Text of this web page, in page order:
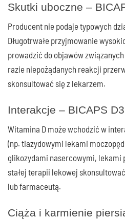
Skutki uboczne –
Producent nie podaje typowych
Długotrwałe przyjmowanie
prowadzić do objawów
razie niepożądanych reakcji
skonsultować się z lekarzem.
Interakcje – BICAPS
Witamina D może wchodzić w
(np. tiazydowymi lekami
glikozydami nasercowymi, lekami
stałej terapii lekowej
lub farmaceutą.
Ciąża i karmienie